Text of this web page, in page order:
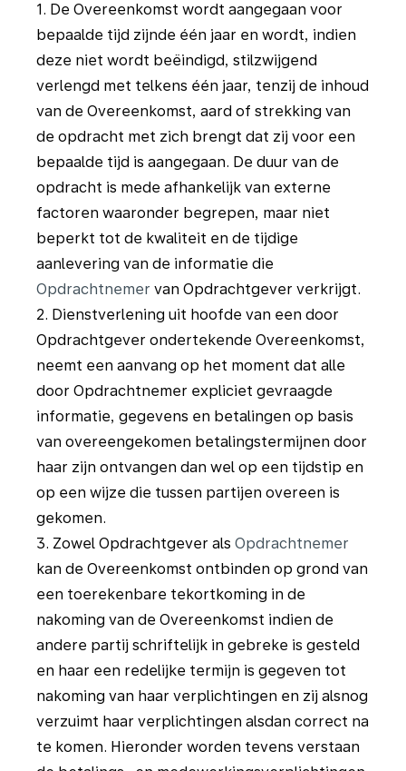
1. De Overeenkomst wordt aangegaan voor
bepaalde tijd zijnde één jaar en wordt, indien
deze niet wordt beëindigd, stilzwijgend
verlengd met telkens één jaar, tenzij de inhoud
van de Overeenkomst, aard of strekking van
de opdracht met zich brengt dat zij voor een
bepaalde tijd is aangegaan. De duur van de
opdracht is mede afhankelijk van externe
factoren waaronder begrepen, maar niet
beperkt tot de kwaliteit en de tijdige
aanlevering van de informatie die
Opdrachtnemer van Opdrachtgever verkrijgt.
2. Dienstverlening uit hoofde van een door
Opdrachtgever ondertekende Overeenkomst,
neemt een aanvang op het moment dat alle
door Opdrachtnemer expliciet gevraagde
informatie, gegevens en betalingen op basis
van overeengekomen betalingstermijnen door
haar zijn ontvangen dan wel op een tijdstip en
op een wijze die tussen partijen overeen is
gekomen.
3. Zowel Opdrachtgever als Opdrachtnemer
kan de Overeenkomst ontbinden op grond van
een toerekenbare tekortkoming in de
nakoming van de Overeenkomst indien de
andere partij schriftelijk in gebreke is gesteld
en haar een redelijke termijn is gegeven tot
nakoming van haar verplichtingen en zij alsnog
verzuimt haar verplichtingen alsdan correct na
te komen. Hieronder worden tevens verstaan